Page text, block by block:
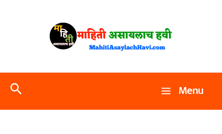
Search Menu